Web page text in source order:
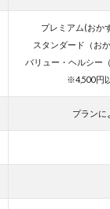
プレミアム(おか
スタンダード（お
バリュー・ヘルシー
※4,500円
プランに